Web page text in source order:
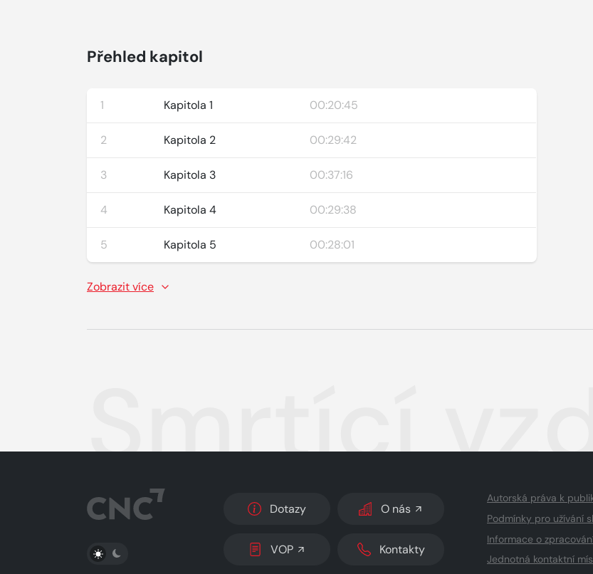
Přehled kapitol
1 Kapitola 1 00:20:45
2 Kapitola 2 00:29:42
3 Kapitola 3 00:37:16
4 Kapitola 4 00:29:38
5 Kapitola 5 00:28:01
Zobrazit více
Smrtící
PŘEPNOUT SVĚTLÝ/TMAVÝ REŽIM
Dotazy O nás
VOP Kontakty
Autorská práva k
Podmínky pro užívání
Informace o
Jednotná kontaktní